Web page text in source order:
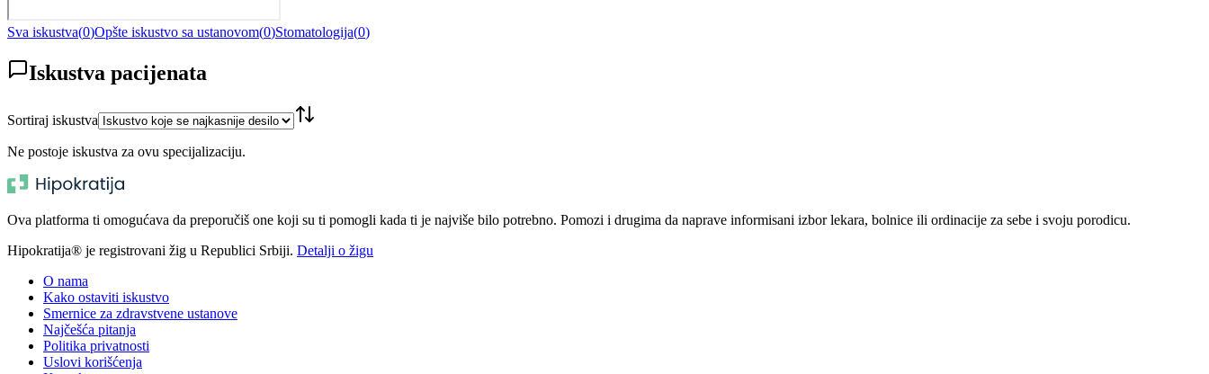
Sva iskustva(0)Opšte iskustvo sa ustanovom(0)Stomatologija(0)
Iskustva pacijenata
Sortiraj iskustva
Ne postoje iskustva za ovu specijalizaciju.
Ova platforma ti omogućava da preporučiš one koji su ti pomogli kada ti je najviše bilo potrebno. Pomozi i drugima da naprave informisani izbor lekara, bolnice ili ordinacije za sebe i svoju porodicu.
Hipokratija® je registrovani žig u Republici Srbiji. Detalji o žigu
O nama
Kako ostaviti iskustvo
Smernice za zdravstvene ustanove
Najčešća pitanja
Politika privatnosti
Uslovi korišćenja